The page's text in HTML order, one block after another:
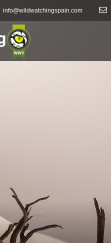
info@wildwatchingspain.com